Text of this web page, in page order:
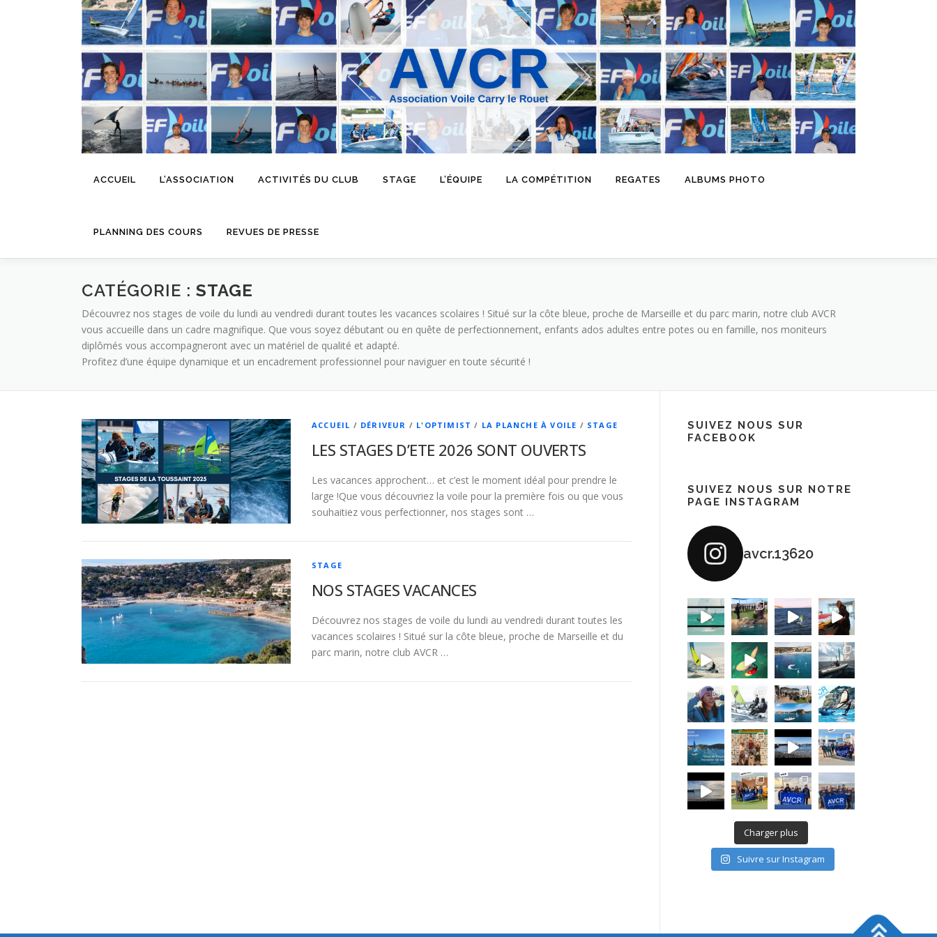
ACCUEIL L’ASSOCIATION ACTIVITÉS DU CLUB STAGE L’ÉQUIPE LA COMPÉTITION REGATES ALBUMS PHOTO
PLANNING DES COURS REVUES DE PRESSE
CATÉGORIE : STAGE
Découvrez nos stages de voile du lundi au vendredi durant toutes les vacances scolaires ! Situé sur la côte bleue, proche de Marseille et du parc marin, notre club AVCR
vous accueille dans un cadre magnifique. Que vous soyez débutant ou en quête de perfectionnement, enfants ados adultes entre potes ou en famille, nos moniteurs
diplômés vous accompagneront avec un matériel de qualité et adapté.
Profitez d’une équipe dynamique et un encadrement professionnel pour naviguer en toute sécurité !
ACCUEIL / DÉRIVEUR / L'OPTIMIST / LA PLANCHE À VOILE / STAGE
LES STAGES D’ETE 2026 SONT OUVERTS
Les vacances approchent… et c’est le moment idéal pour prendre le
large !Que vous découvriez la voile pour la première fois ou que vous
souhaitiez vous perfectionner, nos stages sont …
STAGE
NOS STAGES VACANCES
Découvrez nos stages de voile du lundi au vendredi durant toutes les
vacances scolaires ! Situé sur la côte bleue, proche de Marseille et du
parc marin, notre club AVCR …
SUIVEZ NOUS SUR
FACEBOOK
SUIVEZ NOUS SUR NOTRE
PAGE INSTAGRAM
avcr.13620
Charger plus
Suivre sur Instagram